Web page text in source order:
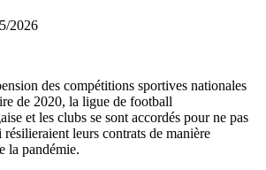
2026
des compétitions sportives nationales
de 2020, la ligue de football
et les clubs se sont accordés pour ne pas
leurs contrats de manière
la pandémie.